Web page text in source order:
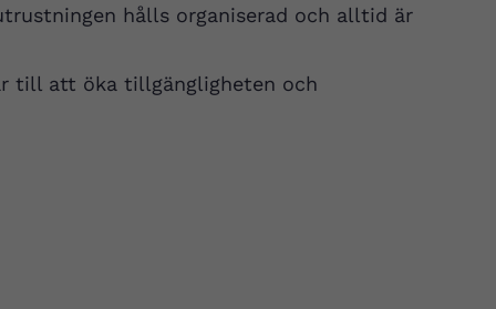
hålls organiserad och alltid är
till att öka tillgängligheten och